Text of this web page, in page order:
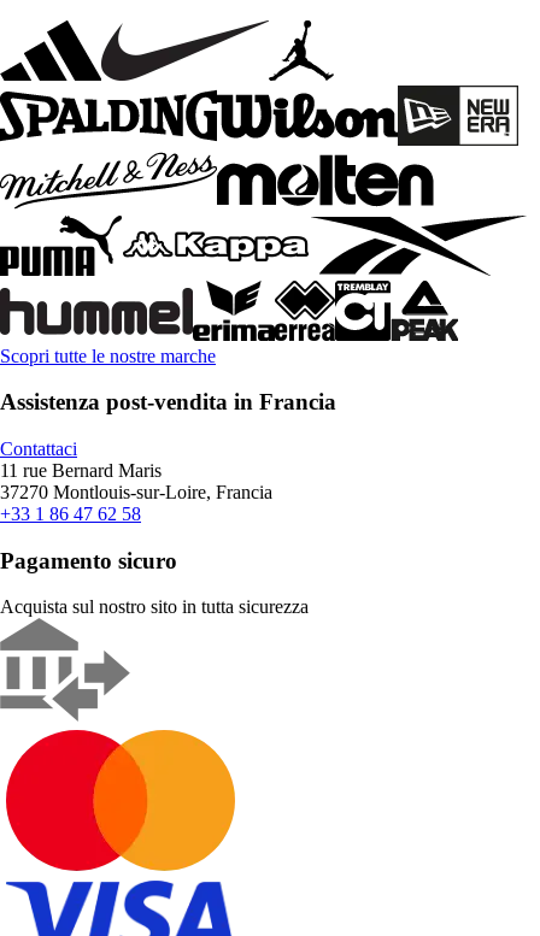
Scopri tutte le nostre marche
Assistenza post-vendita in Francia
Contattaci
11 rue Bernard Maris
37270 Montlouis-sur-Loire, Francia
+33 1 86 47 62 58
Pagamento sicuro
Acquista sul nostro sito in tutta sicurezza